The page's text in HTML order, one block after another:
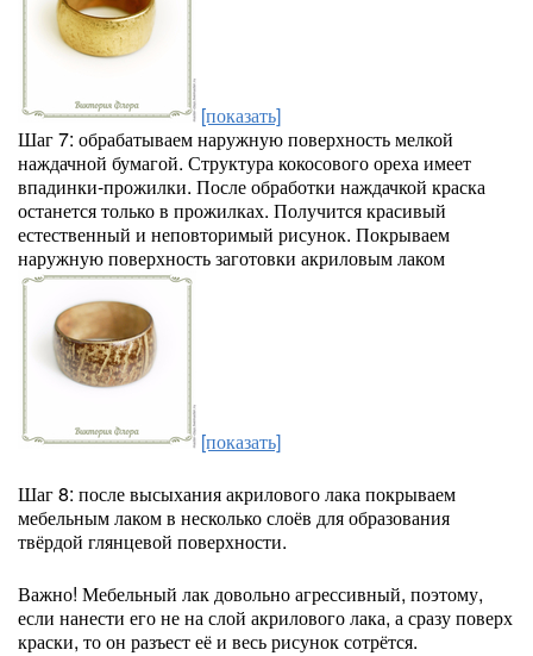
[показать]
Шаг 7: обрабатываем наружную поверхность мелкой
наждачной бумагой. Структура кокосового ореха имеет
впадинки-прожилки. После обработки наждачкой краска
останется только в прожилках. Получится красивый
естественный и неповторимый рисунок. Покрываем
наружную поверхность заготовки акриловым лаком
[показать]
Шаг 8: после высыхания акрилового лака покрываем
мебельным лаком в несколько слоёв для образования
твёрдой глянцевой поверхности.
Важно! Мебельный лак довольно агрессивный, поэтому,
если нанести его не на слой акрилового лака, а сразу поверх
краски, то он разъест её и весь рисунок сотрётся.